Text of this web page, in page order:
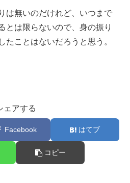
は無いのだけれど、いつまで
とは限らないので、身の振り
たことはないだろうと思う。
ェアする
Facebook はてブ
コピー